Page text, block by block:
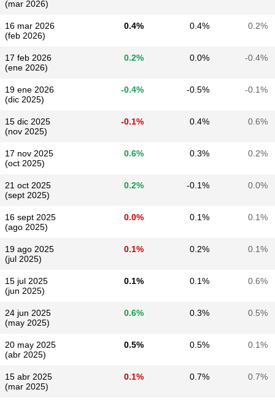
(mar 2026)
16 mar 2026
(feb 2026)
0.4% 0.4% 0.2%
17 feb 2026
(ene 2026)
0.2% 0.0% -0.4%
19 ene 2026
(dic 2025)
-0.4% -0.5% -0.1%
15 dic 2025
(nov 2025)
-0.1% 0.4% 0.6%
17 nov 2025
(oct 2025)
0.6% 0.3% 0.2%
21 oct 2025
(sept 2025)
0.2% -0.1% 0.0%
16 sept 2025
(ago 2025)
0.0% 0.1% 0.1%
19 ago 2025
(jul 2025)
0.1% 0.2% 0.1%
15 jul 2025
(jun 2025)
0.1% 0.1% 0.6%
24 jun 2025
(may 2025)
0.6% 0.3% 0.5%
20 may 2025
(abr 2025)
0.5% 0.5% 0.1%
15 abr 2025
(mar 2025)
0.1% 0.7% 0.7%